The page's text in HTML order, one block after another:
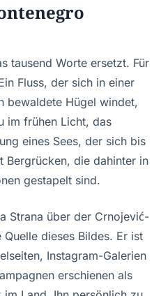
tausend Worte ersetzt. Für
Fluss, der sich in einer
bewaldete Hügel windet,
im frühen Licht, das
eines Sees, der sich bis
Bergrücken, die dahinter in
gestapelt sind.
Strana über der Crnojević-
dieses Bildes. Er ist
Instagram-Galerien
erschienen als